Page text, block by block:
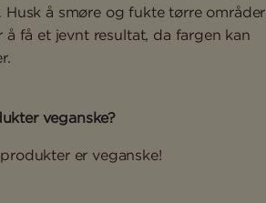
å smøre og fukte tørre områder
få et jevnt resultat, da fargen kan
veganske?
er veganske!